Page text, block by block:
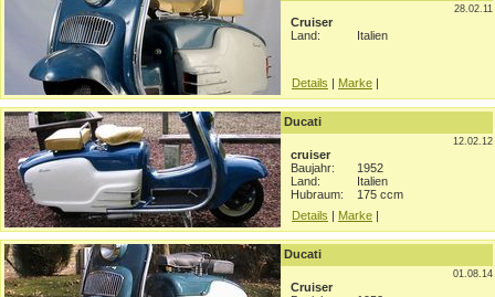
28.02.11
Cruiser
Land:
Italien
Details | Marke |
Ducati
12.02.12
cruiser
Baujahr:
1952
Land:
Italien
Hubraum:
175 ccm
Details | Marke |
Ducati
01.08.14
Cruiser